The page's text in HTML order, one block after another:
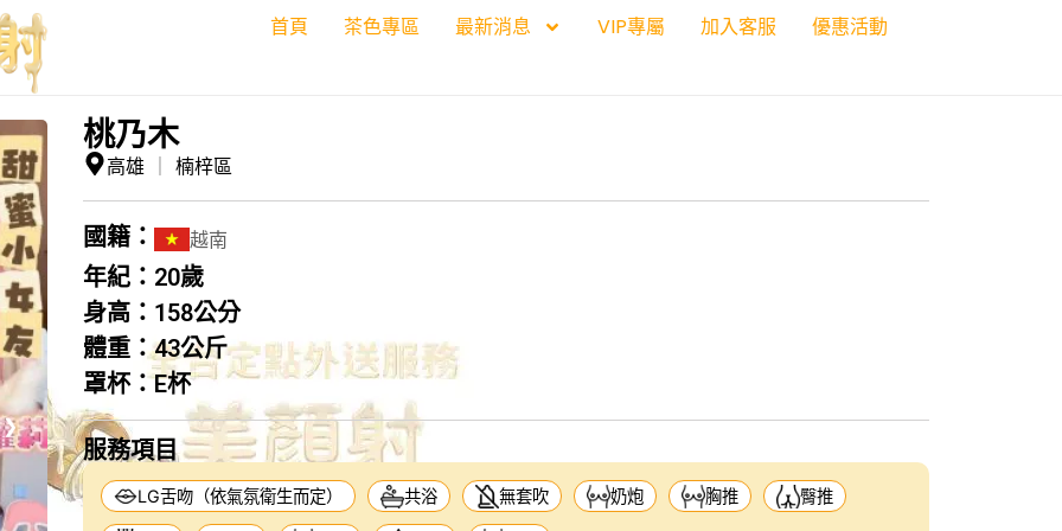
首頁 茶色專區 最新消息 VIP專屬 加入客服 優惠活動
❯
桃乃木
高雄 楠梓區
國籍： 越南
年紀： 20歲
身高： 158公分
體重：43公斤
罩杯：E杯
服務項目
LG舌吻（依氣氛衛生而定） 共浴 無套吹 奶炮 胸推 臀推